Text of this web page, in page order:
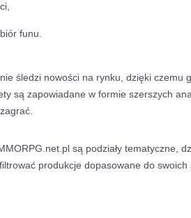
funu.
śledzi nowości na rynku, dzięki czemu
są zapowiadane w formie szerszych
są podziały tematyczne,
produkcje dopasowane do